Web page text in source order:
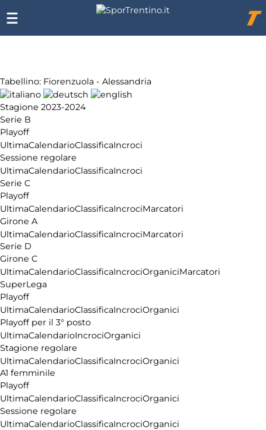
Tabellino: Fiorenzuola - Alessandria
Stagione 2023-2024
Serie B
Playoff
UltimaCalendarioClassificaIncroci
Sessione regolare
UltimaCalendarioClassificaIncroci
Serie C
Playoff
UltimaCalendarioClassificaIncrociMarcatori
Girone A
UltimaCalendarioClassificaIncrociMarcatori
Serie D
Girone C
UltimaCalendarioClassificaIncrociOrganiciMarcatori
SuperLega
Playoff
UltimaCalendarioClassificaIncrociOrganici
Playoff per il 3° posto
UltimaCalendarioIncrociOrganici
Stagione regolare
UltimaCalendarioClassificaIncrociOrganici
A1 femminile
Playoff
UltimaCalendarioClassificaIncrociOrganici
Sessione regolare
UltimaCalendarioClassificaIncrociOrganici
Chi
siamo
Affiliazione